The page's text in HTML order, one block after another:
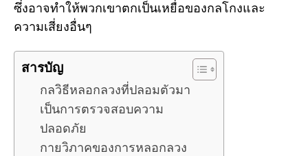
ซึ่งอาจทำให้พวกเขาตกเป็นเหยื่อของกลโกงและ
ความเสี่ยงอื่นๆ
สารบัญ
กลวิธีหลอกลวงที่ปลอมตัวมา
เป็นการตรวจสอบความ
ปลอดภัย
กายวิภาคของการหลอกลวง